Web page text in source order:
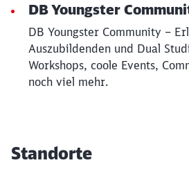
DB Youngster
DB Youngster Community –
Auszubildenden und Dual
Workshops, coole Events,
noch viel mehr.
Standorte